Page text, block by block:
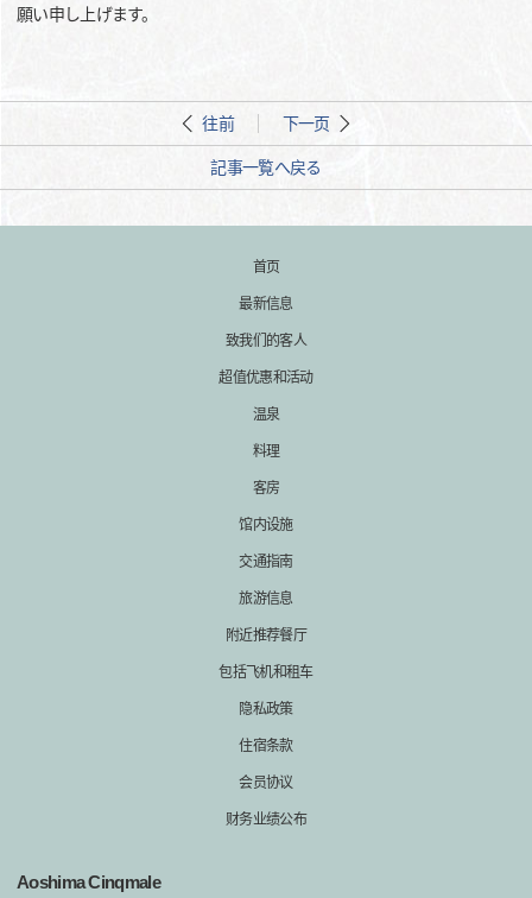
願い申し上げます。
往前 下一页
記事一覧へ戻る
首页
最新信息
致我们的客人
超值优惠和活动
温泉
料理
客房
馆内设施
交通指南
旅游信息
附近推荐餐厅
包括飞机和租车
隐私政策
住宿条款
会员协议
财务业绩公布
Aoshima Cinqmale